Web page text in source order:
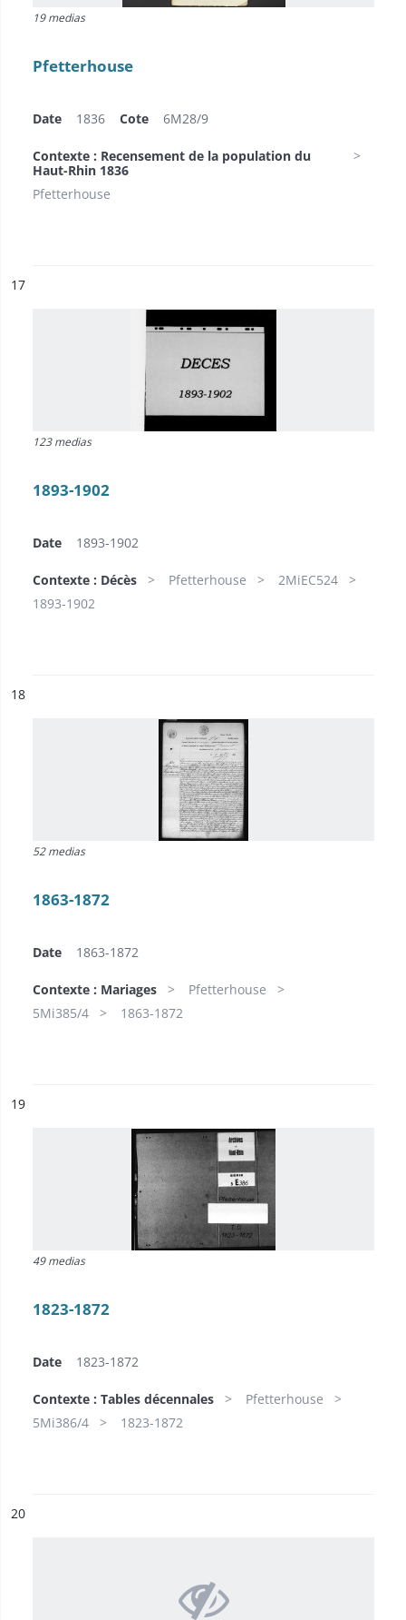
19 medias
Pfetterhouse
Date 1836 Cote 6M28/9
Contexte : Recensement de la population du
Haut-Rhin 1836
Pfetterhouse
n°
17
123 medias
1893-1902
Date 1893-1902
Contexte : Décès Pfetterhouse
2MiEC524
1893-1902
n°
18
52 medias
1863-1872
Date 1863-1872
Contexte : Mariages
Pfetterhouse
5Mi385/4
1863-1872
n°
19
49 medias
1823-1872
Date 1823-1872
Contexte : Tables décennales
Pfetterhouse
5Mi386/4
1823-1872
n°
20